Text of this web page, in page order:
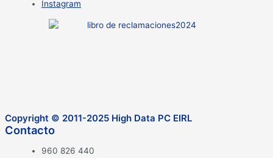
Instagram
Copyright © 2011-2025 High Data PC EIRL
Contacto
960 826 440